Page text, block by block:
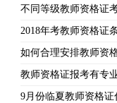
不同等级教师资格证
2018年考教师资格证
如何合理安排教师资
教师资格证报考有专
9月份临夏教师资格证